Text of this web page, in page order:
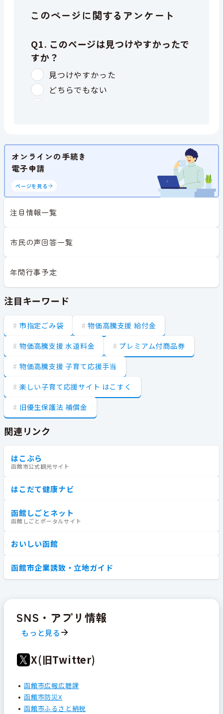
このページに関するアンケート
オンラインの手続き
電子申請
ページを見る
注目情報一覧
市民の声回答一覧
年間行事予定
注目キーワード
市指定ごみ袋 物価高騰支援 給付金
物価高騰支援 水道料金 プレミアム付商品券
物価高騰支援 子育て応援手当
楽しい子育て応援サイト はこすく
旧優生保護法 補償金
関連リンク
はこぶら
函館市公式観光サイト
はこだて健康ナビ
函館しごとネット
函館しごとポータルサイト
おいしい函館
函館市企業誘致・立地ガイド
SNS・アプリ情報
もっと見る
X(旧Twitter)
函館市広報広聴課
函館市防災X
函館市ふるさと納税